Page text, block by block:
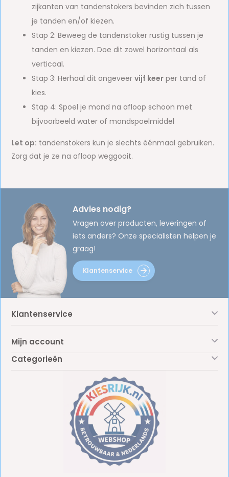
zijkanten van tandenstokers bevinden zich tussen
je tanden en/of kiezen.
Stap 2: Beweeg de tandenstoker rustig tussen je
tanden en kiezen. Doe dit zowel horizontaal als
verticaal.
Stap 3: Herhaal dit ongeveervijf keer per tand of
kies.
Stap 4: Spoel je mond na afloop schoon met
bijvoorbeeld water of mondspoelmiddel
Let op: tandenstokers kun je slechts éénmaal gebruiken.
Zorg dat je ze na afloop weggooit.
Advies nodig?
Vragen over producten, leveringen of
iets anders? Onze specialisten helpen je
graag!
Klantenservice
Klantenservice
Mijn account
Categorieën